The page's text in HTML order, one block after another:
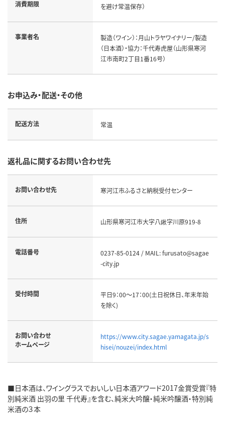
消費期限
を避け常温保存）
事業者名
製造（ワイン）：月山トラヤワイナリー/製造
（日本酒）・協力：千代寿虎屋（山形県寒河
江市南町2丁目1番16号）
お申込み・配送・その他
配送方法 常温
返礼品に関するお問い合わせ先
お問い合わせ先 寒河江市ふるさと納税受付センター
住所 山形県寒河江市大字八鍬字川原919-8
電話番号
0237-85-0124 / MAIL: furusato@sagae
-city.jp
受付時間
平日9：00～17：00(土日祝休日、年末年始
を除く)
お問い合わせ
ホームページ
https://www.city.sagae.yamagata.jp/s
hisei/nouzei/index.html
■日本酒は、ワイングラスでおいしい日本酒アワード2017金賞受賞『特
別純米酒 出羽の里 千代寿』を含む、純米大吟醸・純米吟醸酒・特別純
米酒の３本